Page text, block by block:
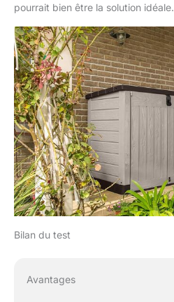
pourrait bien être la solution idéale.
Bilan du test
Avantages